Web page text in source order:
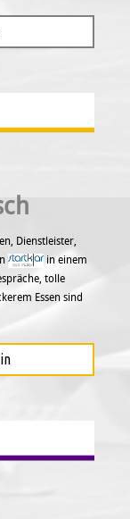
Dienstleister,
in einem
tolle
Essen sind